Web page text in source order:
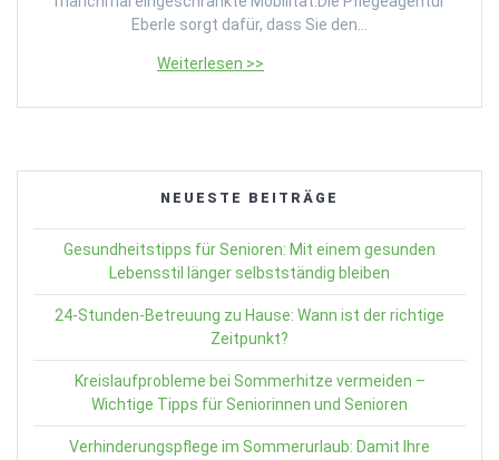
Eberle sorgt dafür, dass Sie den…
NEUESTE BEITRÄGE
Gesundheitstipps für Senioren: Mit einem gesunden
Lebensstil länger selbstständig bleiben
24-Stunden-Betreuung zu Hause: Wann ist der richtige
Zeitpunkt?
Kreislaufprobleme bei Sommerhitze vermeiden –
Wichtige Tipps für Seniorinnen und Senioren
Verhinderungspflege im Sommerurlaub: Damit Ihre